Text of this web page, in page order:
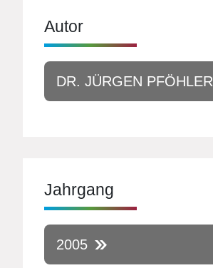
Autor
DR. JÜRGEN PFÖHLER
Jahrgang
2005